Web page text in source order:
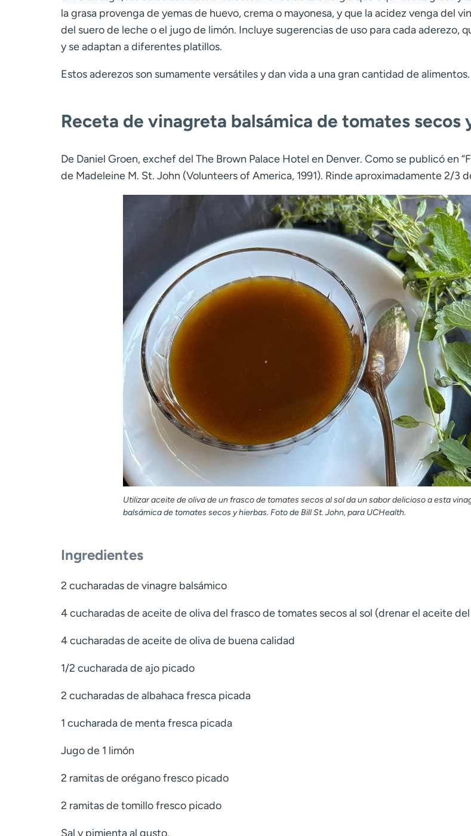
la grasa provenga de yemas de huevo, crema o mayonesa, y que la acidez venga del
del suero de leche o el jugo de limón. Incluye sugerencias de uso para cada aderezo,
y se adaptan a diferentes platillos.
Estos aderezos son sumamente versátiles y dan vida a una gran cantidad de alimentos.
Receta de vinagreta balsámica de tomates secos
De Daniel Groen, exchef del The Brown Palace Hotel en Denver. Como se publicó en
de Madeleine M. St. John (Volunteers of America, 1991). Rinde aproximadamente 2/3
Utilizar aceite de oliva de un frasco de tomates secos al sol da un sabor delicioso a esta
balsámica de tomates secos y hierbas. Foto de Bill St. John, para UCHealth.
Ingredientes
2 cucharadas de vinagre balsámico
4 cucharadas de aceite de oliva del frasco de tomates secos al sol (drenar el aceite
4 cucharadas de aceite de oliva de buena calidad
1/2 cucharada de ajo picado
2 cucharadas de albahaca fresca picada
1 cucharada de menta fresca picada
Jugo de 1 limón
2 ramitas de orégano fresco picado
2 ramitas de tomillo fresco picado
Sal y pimienta al gusto.